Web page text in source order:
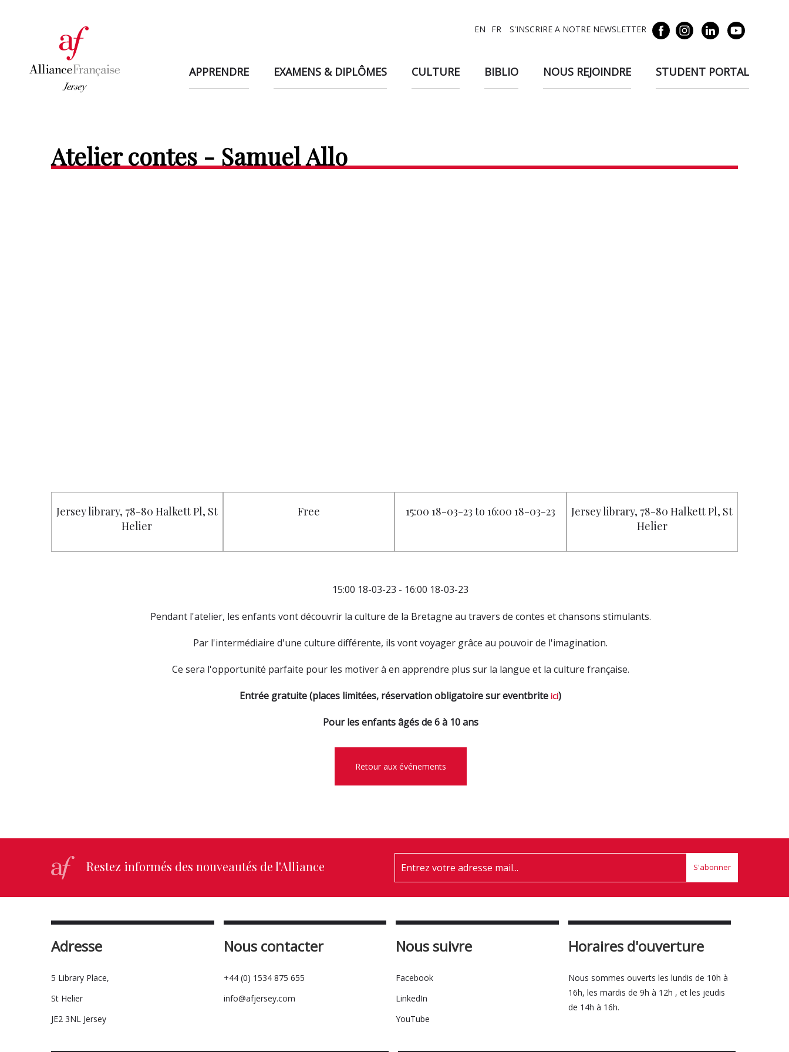
EN FR S'INSCRIRE A NOTRE NEWSLETTER
APPRENDRE EXAMENS & DIPLÔMES CULTURE BIBLIO NOUS REJOINDRE STUDENT PORTAL
Atelier contes - Samuel Allo
Jersey library, 78-80 Halkett Pl, St
Helier
Free 15:00 18-03-23 to 16:00 18-03-23
Jersey library, 78-80 Halkett Pl, St
Helier
15:00 18-03-23 - 16:00 18-03-23
Pendant l'atelier, les enfants vont découvrir la culture de la Bretagne au travers de contes et chansons stimulants.
Par l'intermédiaire d'une culture différente, ils vont voyager grâce au pouvoir de l'imagination.
Ce sera l'opportunité parfaite pour les motiver à en apprendre plus sur la langue et la culture française.
Entrée gratuite (places limitées, réservation obligatoire sur eventbrite ici)
Pour les enfants âgés de 6 à 10 ans
Retour aux événements
Restez informés des nouveautés de l'Alliance S'abonner
Adresse
5 Library Place,
St Helier
JE2 3NL Jersey
Nous contacter
+44 (0) 1534 875 655
info@afjersey.com
Nous suivre
Facebook
LinkedIn
YouTube
Horaires d'ouverture
Nous sommes ouverts les lundis de 10h à
16h, les mardis de 9h à 12h , et les jeudis
de 14h à 16h.